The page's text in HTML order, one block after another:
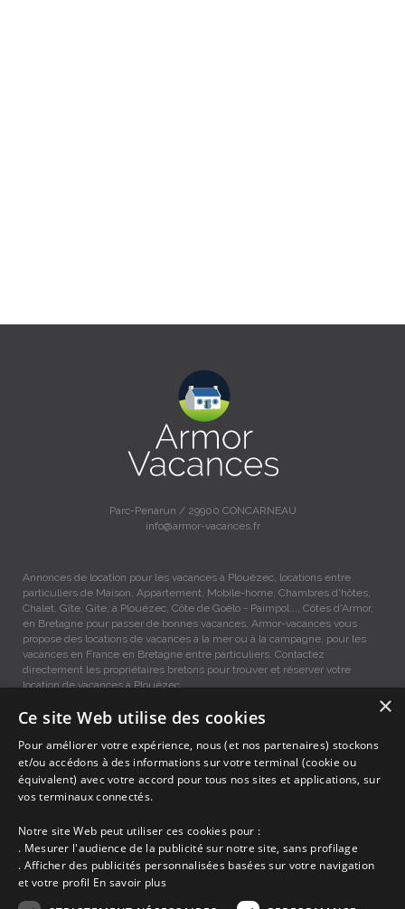
Parc-Penarun / 29900 CONCARNEAU
info@armor-vacances.fr
Annonces de location pour les vacances à Plouézec, locations entre
particuliers de Maison, Appartement, Mobile-home, Chambres d'hôtes,
Chalet, Gîte, Gite, à Plouézec, Côte de Goëlo - Paimpol..., Côtes d'Armor,
en Bretagne pour passer de bonnes vacances, Armor-vacances vous
propose des locations de vacances à la mer ou à la campagne, pour les
vacances en France en Bretagne entre particuliers. Contactez
directement les propriétaires bretons pour trouver et réserver votre
location de vacances à Plouézec.
Locations vacances Plouézec entre particuliers.
Accueil
Dernières minutes
Découvrir les départements bretons
Qui sommes-nous ?
Espace propriétaire
Ma sélection
×
Ce site Web utilise des cookies
Pour améliorer votre expérience, nous (et nos partenaires) stockons
et/ou accédons à des informations sur votre terminal (cookie ou
équivalent) avec votre accord pour tous nos sites et applications, sur
vos terminaux connectés.
Notre site Web peut utiliser ces cookies pour :
. Mesurer l'audience de la publicité sur notre site, sans profilage
. Afficher des publicités personnalisées basées sur votre navigation
et votre profil En savoir plus